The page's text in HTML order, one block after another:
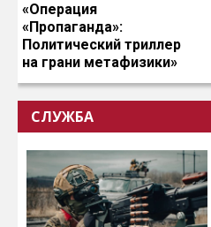
«Операция
«Пропаганда»:
Политический триллер
на грани метафизики»
СЛУЖБА